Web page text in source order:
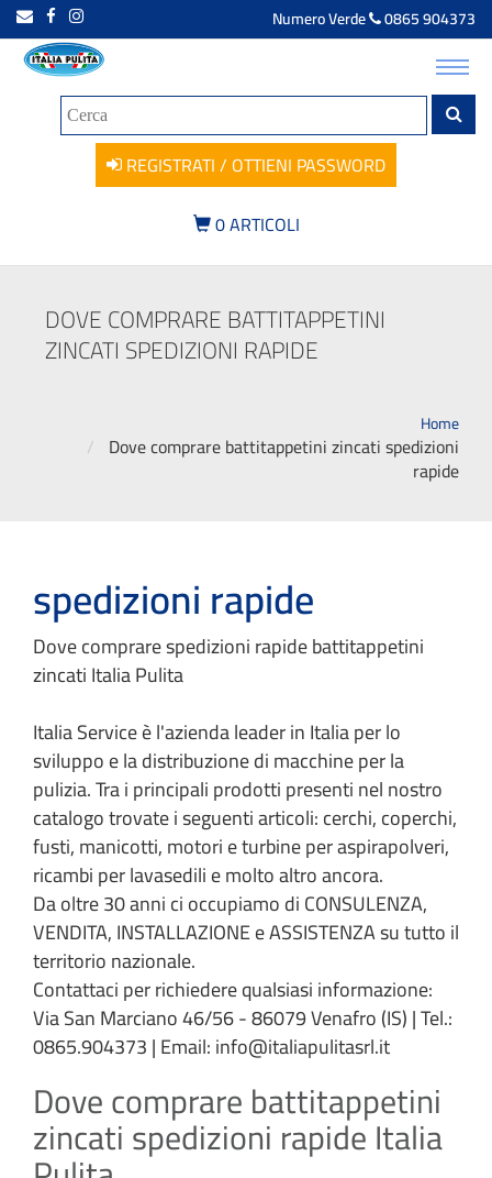
Numero Verde 0865 904373
REGISTRATI / OTTIENI PASSWORD
0ARTICOLI
DOVE COMPRARE BATTITAPPETINI
ZINCATI SPEDIZIONI RAPIDE
Home
Dove comprare battitappetini zincati spedizioni
rapide
spedizioni rapide
Dove comprare spedizioni rapide battitappetini
zincati Italia Pulita
Italia Service è l'azienda leader in Italia per lo
sviluppo e la distribuzione di macchine per la
pulizia. Tra i principali prodotti presenti nel nostro
catalogo trovate i seguenti articoli: cerchi, coperchi,
fusti, manicotti, motori e turbine per aspirapolveri,
ricambi per lavasedili e molto altro ancora.
Da oltre 30 anni ci occupiamo di CONSULENZA,
VENDITA, INSTALLAZIONE e ASSISTENZA su tutto il
territorio nazionale.
Contattaci per richiedere qualsiasi informazione:
Via San Marciano 46/56 - 86079 Venafro (IS) | Tel.:
0865.904373 | Email: info@italiapulitasrl.it
Dove comprare battitappetini
zincati spedizioni rapide Italia